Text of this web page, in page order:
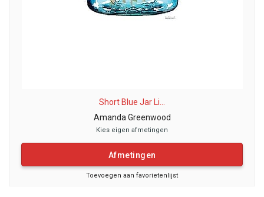
Short Blue Jar Li...
Amanda Greenwood
Kies eigen afmetingen
Afmetingen
Toevoegen aan favorietenlijst